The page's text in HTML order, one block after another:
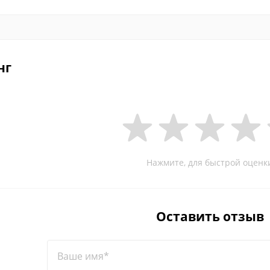
Нажмите, для быстрой
Оставить отзыв
Ваше имя*